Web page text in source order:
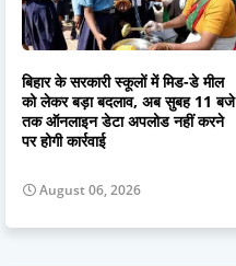
बिहार के सरकारी स्कूलों में मिड-डे मील
को लेकर बड़ा बदलाव, अब सुबह 11 बजे
तक ऑनलाइन डेटा अपलोड नहीं करने
पर होगी कार्रवाई
August 06, 2026